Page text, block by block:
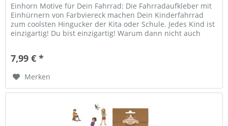
Einhorn Motive für Dein Fahrrad: Die Fahrradaufkleber mit
Einhürnern von Farbviereck machen Dein Kinderfahrrad
zum coolsten Hingucker der Kita oder Schule. Jedes Kind ist
einzigartig! Du bist einzigartig! Warum dann nicht auch
7,99 € *
Merken